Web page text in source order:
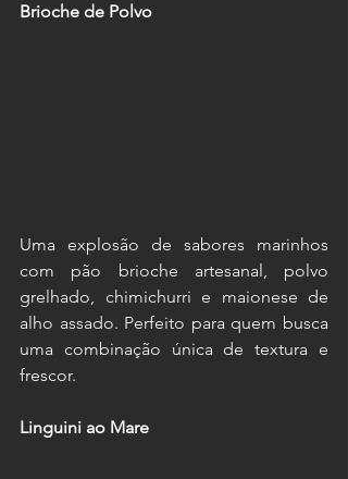
Brioche de Polvo
Uma explosão de sabores marinhos
com pão brioche artesanal, polvo
grelhado, chimichurri e maionese de
alho assado. Perfeito para quem busca
uma combinação única de textura e
frescor.
Linguini ao Mare